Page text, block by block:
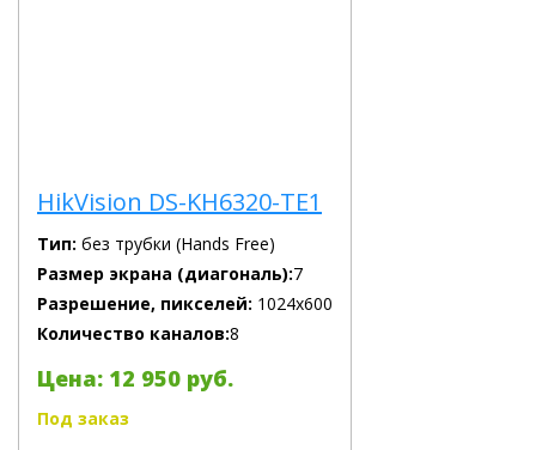
HikVision DS-KH6320-TE1
Тип: без трубки (Hands Free)
Размер экрана (диагональ):7
Разрешение, пикселей: 1024х600
Количество каналов:8
Цена: 12 950 руб.
Под заказ